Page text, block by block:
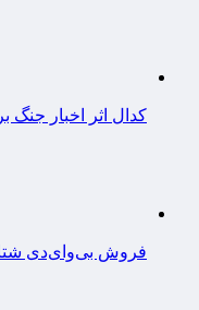
کدال اثر اخبار
فروش بی‌وای‌دی